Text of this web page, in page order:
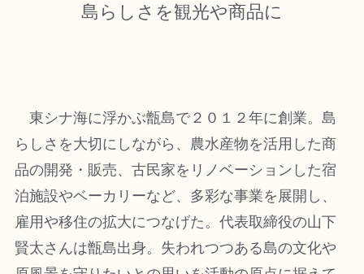
島らしさを観光や商品に
東シナ海に浮かぶ甑島で２０１２年に創業。島
らしさを大切にしながら、農水産物を活用した商
品の開発・販売、古民家をリノベーションした宿
泊施設やベーカリーなど、多彩な事業を展開し、
雇用や移住の拡大につなげた。代表取締役の山下
賢太さんは甑島出身。失われつつある島の文化や